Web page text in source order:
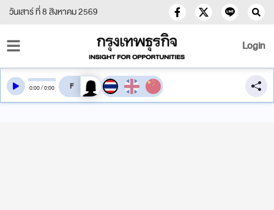
วันเสาร์ ที่ 8 สิงหาคม 2569
Login
0:00/0:00 สลับเสียงอ่าน